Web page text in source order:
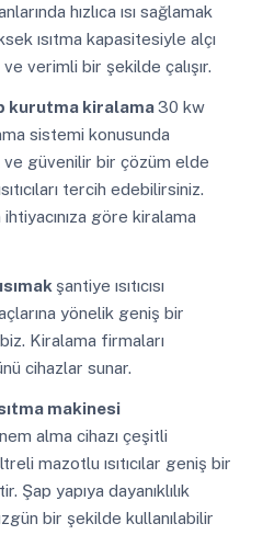
hızlıca ısı sağlamak
ısıtma kapasitesiyle alçı
verimli bir şekilde çalışır.
kurutma kiralama30 kw
sistemi konusunda
güvenilir bir çözüm elde
tercih edebilirsiniz.
göre kiralama
şantiye ısıtıcısı
yönelik geniş bir
Kiralama firmaları
cihazlar sunar.
makinesi
alma cihazı çeşitli
mazotlu ısıtıcılar geniş bir
Şap yapıya dayanıklılık
bir şekilde kullanılabilir